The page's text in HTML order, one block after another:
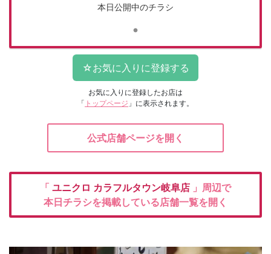
本日公開中のチラシ
お気に入りに登録したお店は
「 トップページ 」に表示されます。
公式店舗ページを開く
「 ユニクロ カラフルタウン岐阜店 」周辺で
本日チラシを掲載している店舗一覧を開く